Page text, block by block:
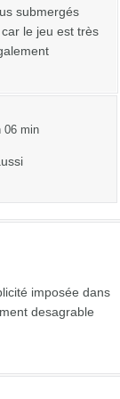
submergés
le jeu est très
06 min
imposée dans
desagrable